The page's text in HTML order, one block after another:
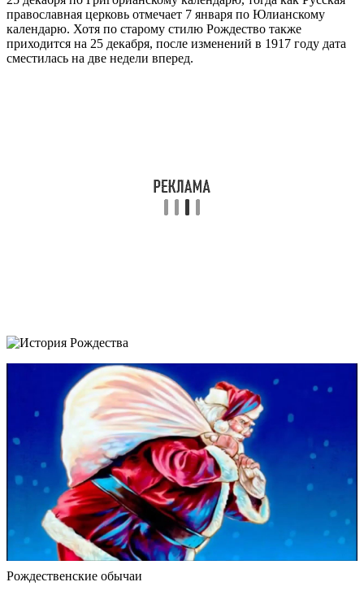
православная церковь отмечает 7 января по Юлианскому
календарю. Хотя по старому стилю Рождество также
приходится на 25 декабря, после изменений в 1917 году дата
сместилась на две недели вперед.
Рождественские обычаи